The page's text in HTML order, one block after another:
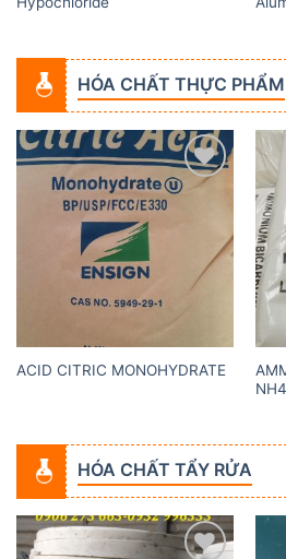
HÓA CHẤT THỰC PHẨM
Add to
ACID CITRIC MONOHYDRATE
HÓA CHẤT TẨY RỬA